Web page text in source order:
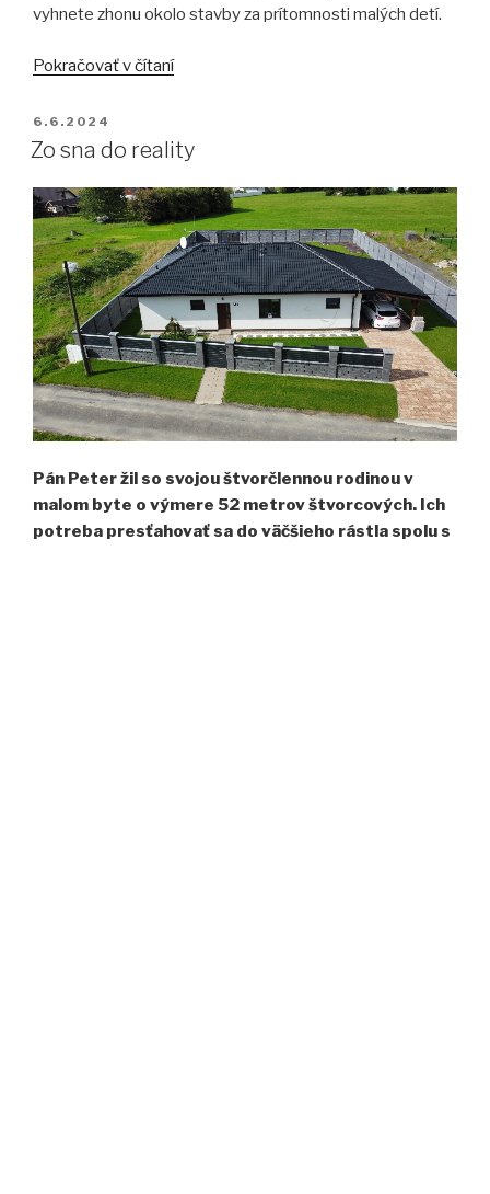
vyhnete zhonu okolo stavby za prítomnosti malých detí.
Pokračovať v čítaní„Túžba
bývaní“
PUBLIKOVANÉ
6.6.2024
Zo sna do reality
Pán Peter žil so svojou štvorčlennou rodinou v
malom byte o výmere 52 metrov štvorcových. Ich
potreba presťahovať sa do väčšieho rástla spolu s